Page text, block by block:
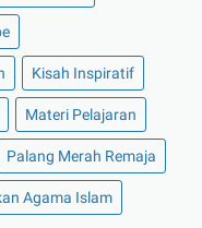
Kisah Inspiratif
Materi Pelajaran
Palang Merah Remaja
Agama Islam